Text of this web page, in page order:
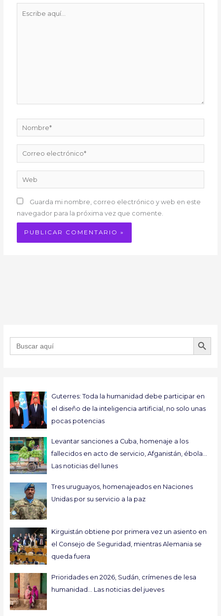
Nombre*
Correo
electrónico*
Guarda mi nombre, correo electrónico y web en este
navegador para la próxima vez que comente.
Buscar: BOTÓN DE
Guterres: Toda la humanidad debe participar en
el diseño de la inteligencia artificial, no solo unas
pocas potencias
Levantar sanciones a Cuba, homenaje a los
fallecidos en acto de servicio, Afganistán, ébola…
Las noticias del lunes
Tres uruguayos, homenajeados en Naciones
Unidas por su servicio a la paz
Kirguistán obtiene por primera vez un asiento en
el Consejo de Seguridad, mientras Alemania se
queda fuera
Prioridades en 2026, Sudán, crímenes de lesa
humanidad… Las noticias del jueves